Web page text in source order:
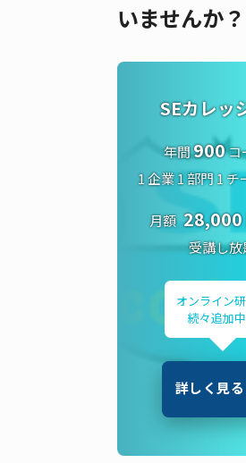
いませんか？
SEカレッ
年間900コ
1 企業 1 部門 1
月額 28,000
受講し放
オンライン
続々追加中
詳しく見る